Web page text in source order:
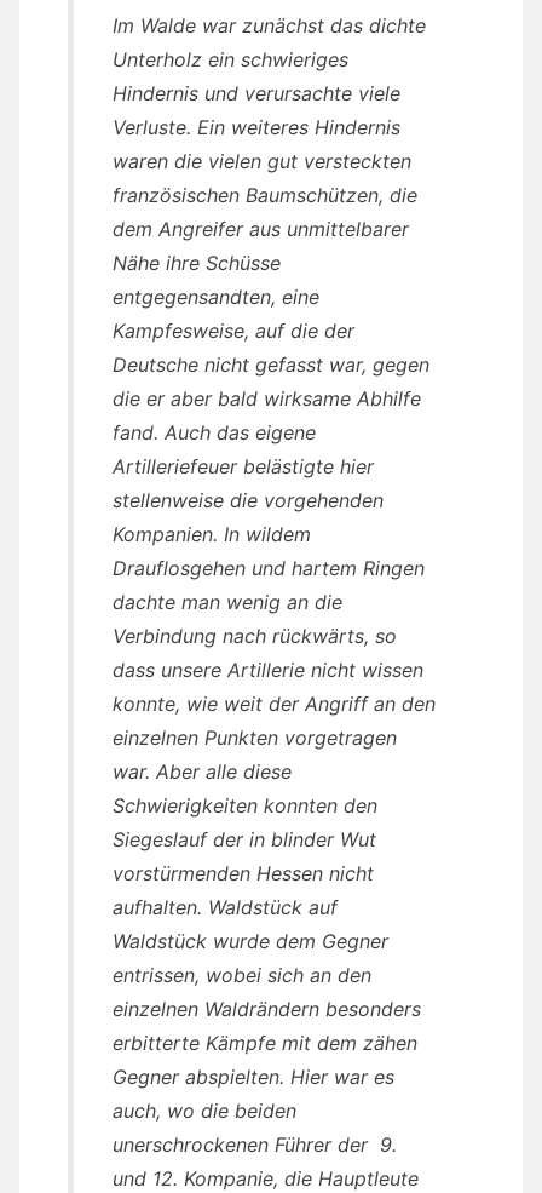
Im Walde war zunächst das dichte
Unterholz ein schwieriges
Hindernis und verursachte viele
Verluste. Ein weiteres Hindernis
waren die vielen gut versteckten
französischen Baumschützen, die
dem Angreifer aus unmittelbarer
Nähe ihre Schüsse
entgegensandten, eine
Kampfesweise, auf die der
Deutsche nicht gefasst war, gegen
die er aber bald wirksame Abhilfe
fand. Auch das eigene
Artilleriefeuer belästigte hier
stellenweise die vorgehenden
Kompanien. In wildem
Drauflosgehen und hartem Ringen
dachte man wenig an die
Verbindung nach rückwärts, so
dass unsere Artillerie nicht wissen
konnte, wie weit der Angriff an den
einzelnen Punkten vorgetragen
war. Aber alle diese
Schwierigkeiten konnten den
Siegeslauf der in blinder Wut
vorstürmenden Hessen nicht
aufhalten. Waldstück auf
Waldstück wurde dem Gegner
entrissen, wobei sich an den
einzelnen Waldrändern besonders
erbitterte Kämpfe mit dem zähen
Gegner abspielten. Hier war es
auch, wo die beiden
unerschrockenen Führer der 9.
und 12. Kompanie, die Hauptleute